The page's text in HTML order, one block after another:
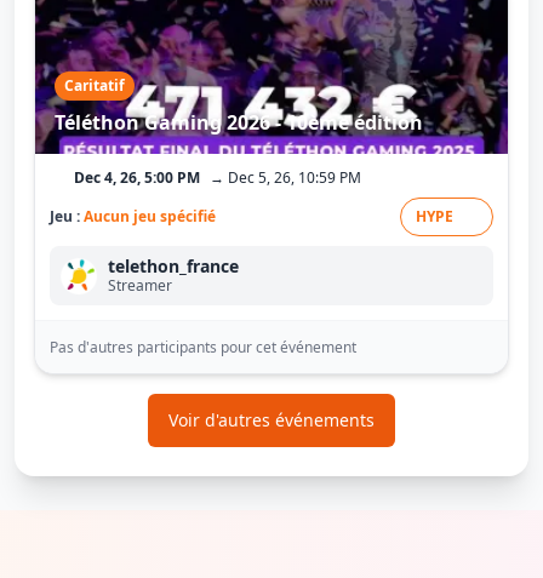
Caritatif
Téléthon Gaming 2026 - 10ème édition
Dec 4, 26, 5:00 PM → Dec 5, 26, 10:59 PM
Jeu :Aucun jeu spécifié HYPE
telethon_france
Streamer
Pas d'autres participants pour cet événement
Voir d'autres événements